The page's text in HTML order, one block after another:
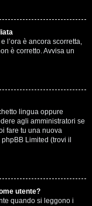
l’ora è ancora scorretta,
è corretto. Avvisa un
lingua oppure
agli amministratori se
fare tu una nuova
Limited (trovi il
utente?
quando si leggono i